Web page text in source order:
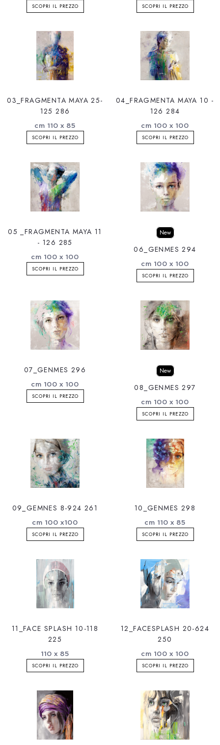
SCOPRI IL PREZZO SCOPRI IL PREZZO
03_FRAGMENTA MAYA 25-
125 286
cm 110 x 85
SCOPRI IL PREZZO
04_FRAGMENTA MAYA 10 -
126 284
cm 100 x 100
SCOPRI IL PREZZO
05 _FRAGMENTA MAYA 11
- 126 285
cm 100 x 100
SCOPRI IL PREZZO
New
06_GENMES 294
cm 100 x 100
SCOPRI IL PREZZO
07_GENMES 296
cm 100 x 100
SCOPRI IL PREZZO
New
08_GENMES 297
cm 100 x 100
SCOPRI IL PREZZO
09_GEMNES 8-924 261
cm 100 x100
SCOPRI IL PREZZO
10_GENMES 298
cm 110 x 85
SCOPRI IL PREZZO
11_FACE SPLASH 10-118
225
110 x 85
SCOPRI IL PREZZO
12_FACESPLASH 20-624
250
cm 100 x 100
SCOPRI IL PREZZO